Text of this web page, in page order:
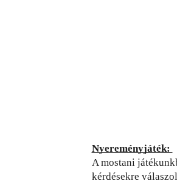
Nyereményjáték:
A mostani
kérdésekre